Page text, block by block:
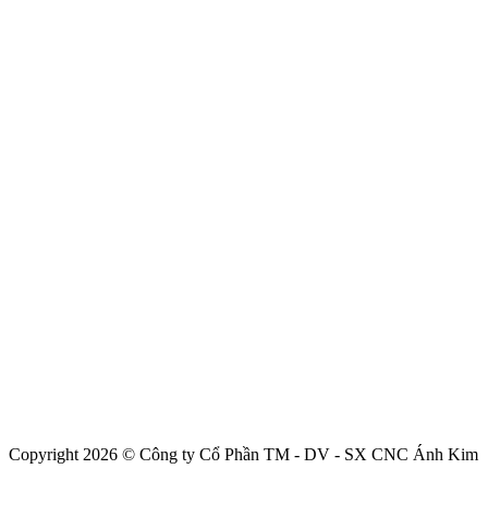
Copyright 2026 © Công ty Cổ Phần TM - DV - SX CNC Ánh Kim